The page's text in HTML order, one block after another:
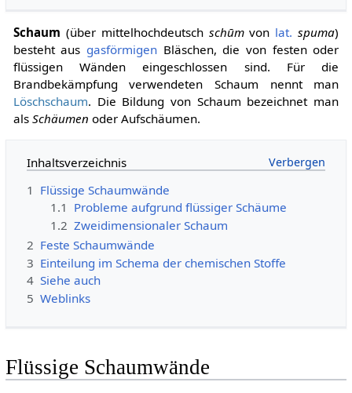
Schaum (über mittelhochdeutsch schūmvon lat. spuma)
besteht aus gasförmigen Bläschen, die von festen oder
flüssigen Wänden eingeschlossen sind. Für die
Brandbekämpfung verwendeten Schaum nennt man
Löschschaum. Die Bildung von Schaum bezeichnet man
als Schäumen oder Aufschäumen.
Inhaltsverzeichnis
1 Flüssige Schaumwände
1.1 Probleme aufgrund flüssiger Schäume
1.2 Zweidimensionaler Schaum
2 Feste Schaumwände
3 Einteilung im Schema der chemischen Stoffe
4 Siehe auch
5 Weblinks
Flüssige Schaumwände